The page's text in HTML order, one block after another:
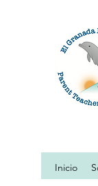
Inicio